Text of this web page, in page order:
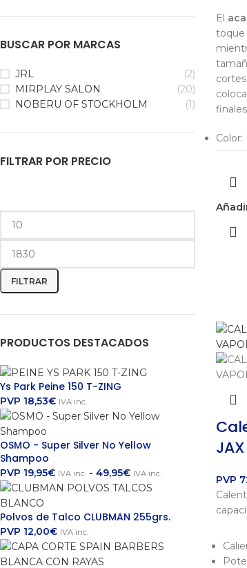
BUSCAR POR MARCAS
JRL
(2)
MIRPLAY SALON
(20)
NOBERU OF STOCKHOLM
(1)
FILTRAR POR PRECIO
FILTRAR
PRODUCTOS DESTACADOS
Ys Park Peine 150 T-ZING
PVP 18,53€ IVA inc.
OSMO - Super Silver No Yellow
Shampoo
PVP 19,95€ IVA inc. - 49,95€ IVA inc.
Polvos de Talco CLUBMAN 255grs.
PVP 12,00€ IVA inc.
El
toque
Color:
JAX
PVP